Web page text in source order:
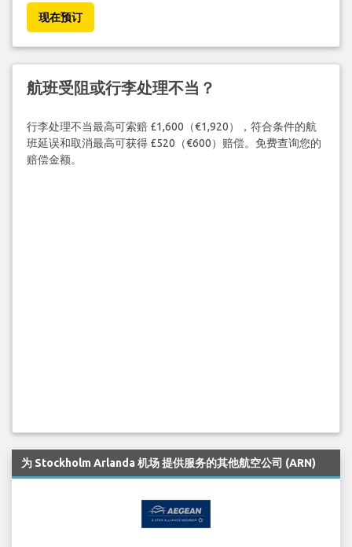
现在预订
航班受阻或行李处理不当？
行李处理不当最高可索赔 £1,600（€1,920），符合条件的航
班延误和取消最高可获得 £520（€600）赔偿。免费查询您的
赔偿金额。
为 Stockholm Arlanda 机场 提供服务的其他航空公司 (ARN)